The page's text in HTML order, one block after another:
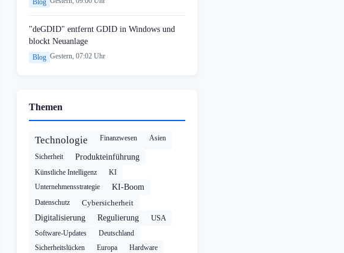
Blog
"deGDID" entfernt GDID in Windows und
blockt Neuanlage
Blog Gestern, 07:02 Uhr
Themen
Technologie Finanzwesen Asien
Sicherheit Produkteinführung
Künstliche Intelligenz
KI
Unternehmensstrategie
KI-Boom
Datenschutz
Cybersicherheit
Digitalisierung
Regulierung USA
Software-Updates
Deutschland
Sicherheitslücken
Europa
Hardware